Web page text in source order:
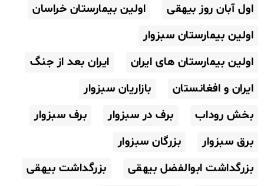
اول آبان روز بیهقی
اولین بیمارستان خراسان
اولین بیمارستان سبزوار
اولین بیمارستان های ایران
ایران بعد از جنگ
ایران و افغانستان
بازاریان سبزوار
بخش روداب
برف در سبزوار
برف سبزوار
برق سبزوار
بزرگان سبزوار
بزرگداشت ابوالفضل بیهقی
بزرگداشت بیهقی